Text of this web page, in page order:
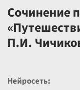
Цены
Сочинение
П.И.
Нейросеть: